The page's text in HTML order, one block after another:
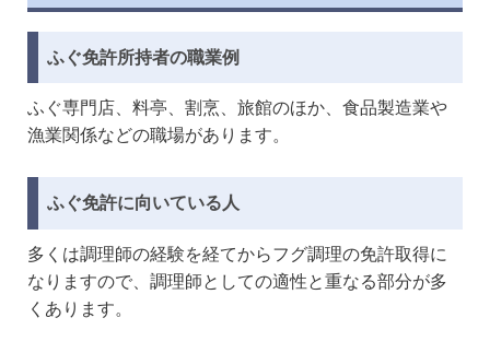
ふぐ免許所持者の職業例
ふぐ専門店、料亭、割烹、旅館のほか、食品製造業や
漁業関係などの職場があります。
ふぐ免許に向いている人
多くは調理師の経験を経てからフグ調理の免許取得に
なりますので、調理師としての適性と重なる部分が多
くあります。